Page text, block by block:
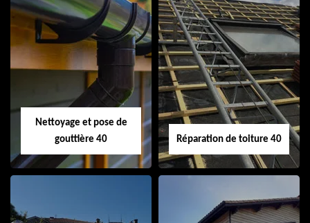
Isolation de toiture
40
Peinture sur tuile
40
Nettoyage et pose de
gouttière 40
Réparation de toiture 40